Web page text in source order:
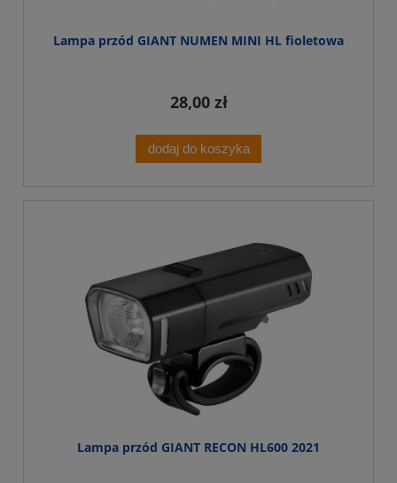
Lampa przód GIANT NUMEN MINI HL fioletowa
28,00 zł
dodaj do koszyka
Lampa przód GIANT RECON HL600 2021